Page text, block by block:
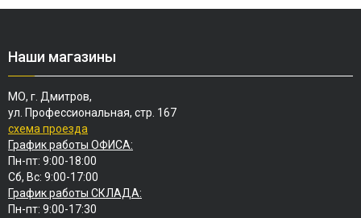
Наши магазины
МО, г. Дмитров,
ул. Профессиональная, стр. 167
схема проезда
График работы ОФИСА:
Пн-пт: 9:00-18:00
Сб, Вс: 9:00-17:00
График работы СКЛАДА:
Пн-пт: 9:00-17:30